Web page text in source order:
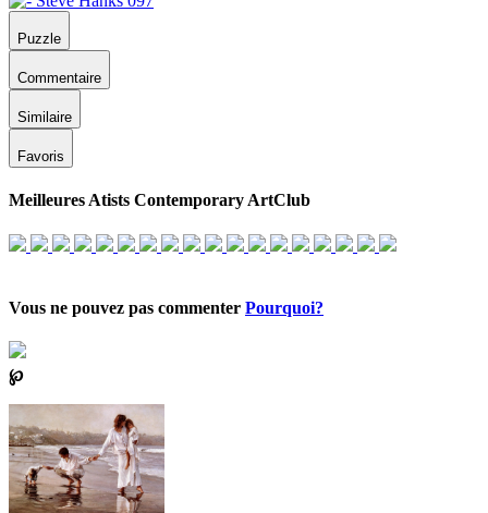
Puzzle
Commentaire
Similaire
Favoris
Meilleures Atists Contemporary ArtClub
Vous ne pouvez pas commenter Pourquoi?
℘